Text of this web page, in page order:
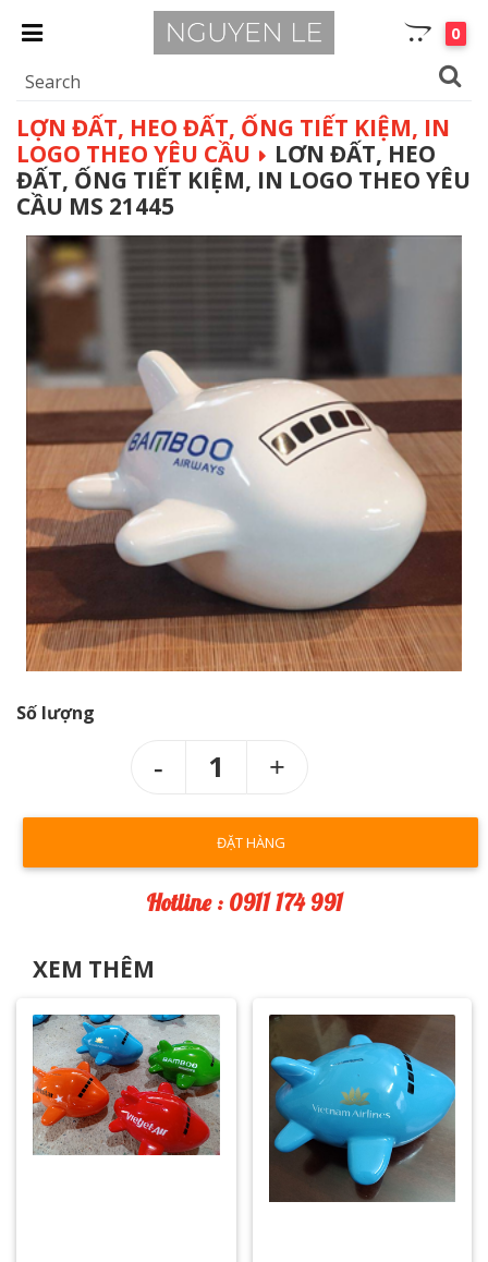
0
LỢN ĐẤT, HEO ĐẤT, ỐNG TIẾT KIỆM, IN
LOGO THEO YÊU CẦU
LƠN ĐẤT, HEO
ĐẤT, ỐNG TIẾT KIỆM, IN LOGO THEO YÊU
CẦU MS 21445
Số lượng
1
ĐẶT HÀNG
Hotline : 0911 174 991
XEM THÊM